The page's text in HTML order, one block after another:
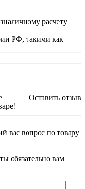
расчету
РФ, такими как
Оставить отзыв
вас вопрос по товару
обязательно вам